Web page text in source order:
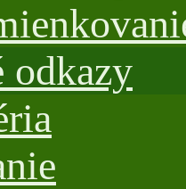
odkazy